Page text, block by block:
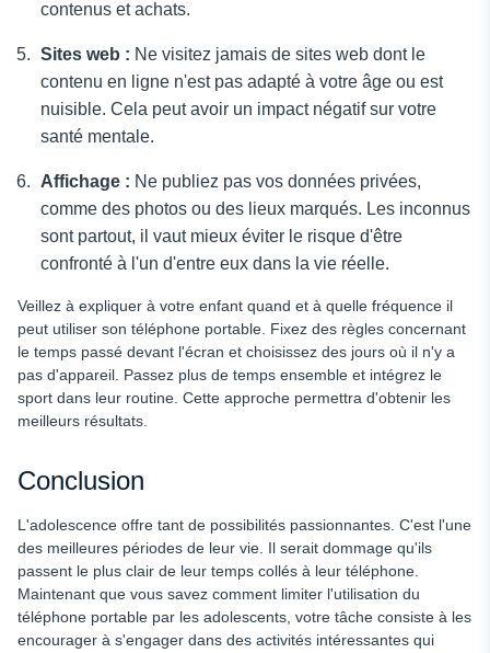
contenus et achats.
Sites web : Ne visitez jamais de sites web dont le
contenu en ligne n'est pas adapté à votre âge ou est
nuisible. Cela peut avoir un impact négatif sur votre
santé mentale.
Affichage : Ne publiez pas vos données privées,
comme des photos ou des lieux marqués. Les inconnus
sont partout, il vaut mieux éviter le risque d'être
confronté à l'un d'entre eux dans la vie réelle.
Veillez à expliquer à votre enfant quand et à quelle fréquence il
peut utiliser son téléphone portable. Fixez des règles concernant
le temps passé devant l'écran et choisissez des jours où il n'y a
pas d'appareil. Passez plus de temps ensemble et intégrez le
sport dans leur routine. Cette approche permettra d'obtenir les
meilleurs résultats.
Conclusion
L'adolescence offre tant de possibilités passionnantes. C'est l'une
des meilleures périodes de leur vie. Il serait dommage qu'ils
passent le plus clair de leur temps collés à leur téléphone.
Maintenant que vous savez comment limiter l'utilisation du
téléphone portable par les adolescents, votre tâche consiste à les
encourager à s'engager dans des activités intéressantes qui